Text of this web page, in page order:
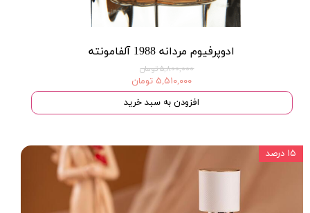
ادوپرفیوم مردانه 1988 آلفامونته
۵,۸۰۰,۰۰۰ تومان
۵,۵۱۰,۰۰۰ تومان
افزودن به سبد خرید
۱۵ درصد